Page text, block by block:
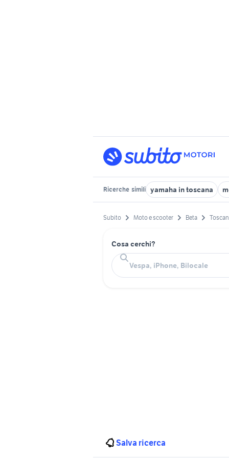
Ricerche simili yamaha in toscana
Subito Moto e scooter Beta
Cosa cerchi?
Salva ricerca